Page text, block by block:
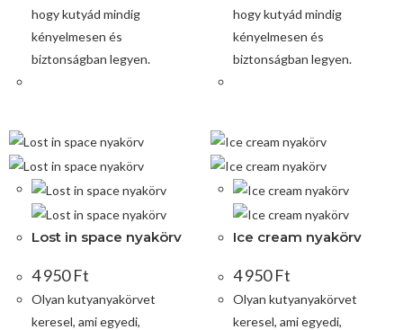
hogy kutyád mindig
kényelmesen és
biztonságban legyen.
hogy kutyád mindig
kényelmesen és
biztonságban legyen.
Lost in space nyakörv
4 950Ft
Olyan kutyanyakörvet
keresel, ami egyedi,
Ice cream nyakörv
4 950Ft
Olyan kutyanyakörvet
keresel, ami egyedi,